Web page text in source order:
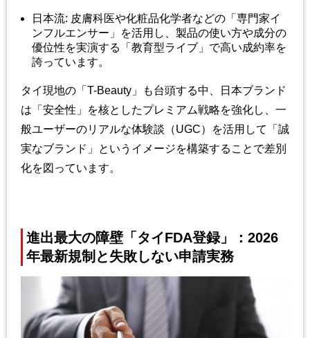
日本流: 皮膚科医や化粧品化学者などの「専門家イ
ンフルエンサー」を活用し、製品の使い方や成分の
優位性を実演する「教育型ライブ」で高い成約率を
誇っています。
タイ現地の「 T-Beauty 」も台頭する中、日本ブランド
は「安全性」を核としたプレミアム戦略を強化し、一
般ユーザーのリアルな体験談（UGC）を活用して「誠
実なブランド」というイメージを構築することで差別
化を図っています。
進出最大の障壁「タイFDA登録」： 2026
年最新規制と失敗しない申請実務